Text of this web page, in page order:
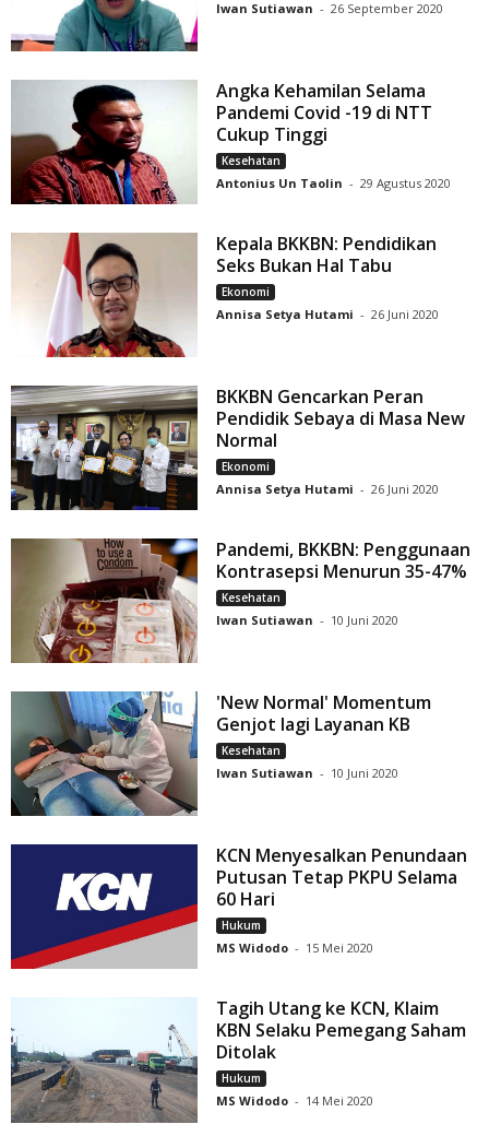
Iwan Sutiawan - 26 September 2020
Angka Kehamilan Selama
Pandemi Covid -19 di NTT
Cukup Tinggi
Kesehatan
Antonius Un Taolin - 29 Agustus 2020
Kepala BKKBN: Pendidikan
Seks Bukan Hal Tabu
Ekonomi
Annisa Setya Hutami - 26 Juni 2020
BKKBN Gencarkan Peran
Pendidik Sebaya di Masa New
Normal
Ekonomi
Annisa Setya Hutami - 26 Juni 2020
Pandemi, BKKBN: Penggunaan
Kontrasepsi Menurun 35-47%
Kesehatan
Iwan Sutiawan - 10 Juni 2020
'New Normal' Momentum
Genjot lagi Layanan KB
Kesehatan
Iwan Sutiawan - 10 Juni 2020
KCN Menyesalkan Penundaan
Putusan Tetap PKPU Selama
60 Hari
Hukum
MS Widodo - 15 Mei 2020
Tagih Utang ke KCN, Klaim
KBN Selaku Pemegang Saham
Ditolak
Hukum
MS Widodo - 14 Mei 2020